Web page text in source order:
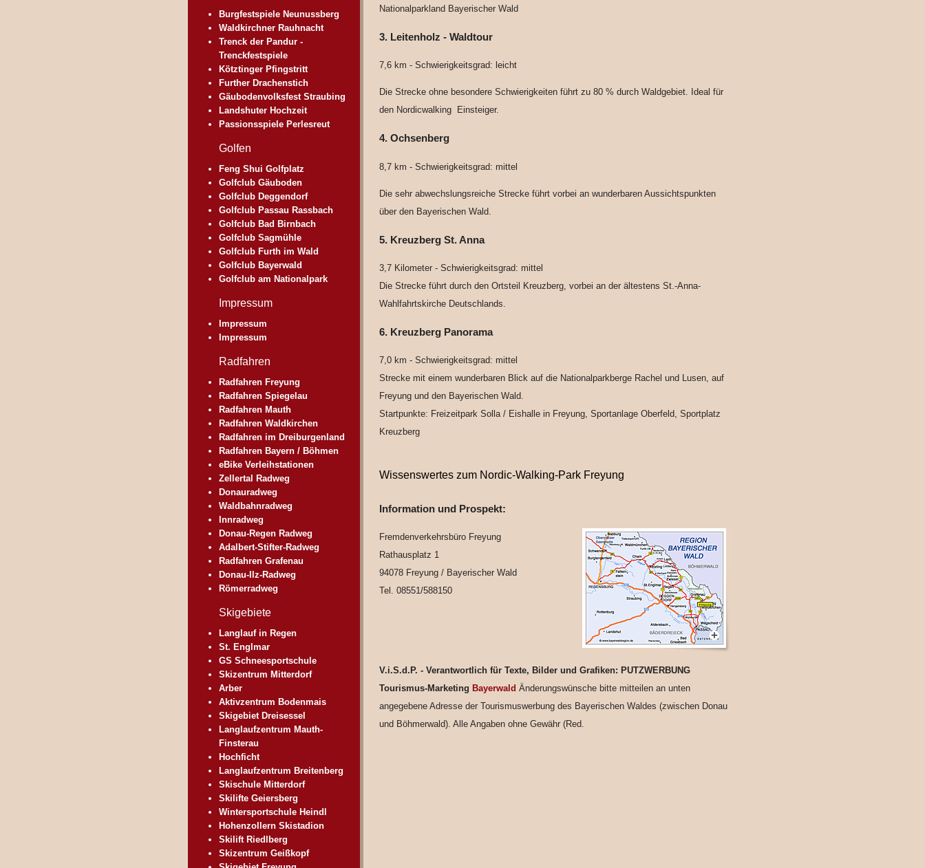
Burgfestspiele Neunussberg
Waldkirchner Rauhnacht
Trenck der Pandur -
Trenckfestspiele
Kötztinger Pfingstritt
Further Drachenstich
Gäubodenvolksfest Straubing
Landshuter Hochzeit
Passionsspiele Perlesreut
Golfen
Feng Shui Golfplatz
Golfclub Gäuboden
Golfclub Deggendorf
Golfclub Passau Rassbach
Golfclub Bad Birnbach
Golfclub Sagmühle
Golfclub Furth im Wald
Golfclub Bayerwald
Golfclub am Nationalpark
Impressum
Impressum
Impressum
Radfahren
Radfahren Freyung
Radfahren Spiegelau
Radfahren Mauth
Radfahren Waldkirchen
Radfahren im Dreiburgenland
Radfahren Bayern / Böhmen
eBike Verleihstationen
Zellertal Radweg
Donauradweg
Waldbahnradweg
Innradweg
Donau-Regen Radweg
Adalbert-Stifter-Radweg
Radfahren Grafenau
Donau-Ilz-Radweg
Römerradweg
Skigebiete
Langlauf in Regen
St. Englmar
GS Schneesportschule
Skizentrum Mitterdorf
Arber
Aktivzentrum Bodenmais
Skigebiet Dreisessel
Langlaufzentrum Mauth-
Finsterau
Hochficht
Langlaufzentrum Breitenberg
Skischule Mitterdorf
Skilifte Geiersberg
Wintersportschule Heindl
Hohenzollern Skistadion
Skilift Riedlberg
Skizentrum Geißkopf
Nationalparkland Bayerischer Wald
3. Leitenholz - Waldtour
7,6 km - Schwierigkeitsgrad: leicht
Die Strecke ohne besondere Schwierigkeiten führt zu 80 % durch Waldgebiet. Ideal für
den Nordicwalking Einsteiger.
4. Ochsenberg
8,7 km - Schwierigkeitsgrad: mittel
Die sehr abwechslungsreiche Strecke führt vorbei an wunderbaren Aussichtspunkten
über den Bayerischen Wald.
5. Kreuzberg St. Anna
3,7 Kilometer - Schwierigkeitsgrad: mittel
Die Strecke führt durch den Ortsteil Kreuzberg, vorbei an der ältestens St.-Anna-
Wahlfahrtskirche Deutschlands.
6. Kreuzberg Panorama
7,0 km - Schwierigkeitsgrad: mittel
Strecke mit einem wunderbaren Blick auf die Nationalparkberge Rachel und Lusen, auf
Freyung und den Bayerischen Wald.
Startpunkte: Freizeitpark Solla / Eishalle in Freyung, Sportanlage Oberfeld, Sportplatz
Kreuzberg
Wissenswertes zum Nordic-Walking-Park Freyung
Information und Prospekt:
Fremdenverkehrsbüro Freyung
Rathausplatz 1
94078 Freyung / Bayerischer Wald
Tel. 08551/588150
V.i.S.d.P. - Verantwortlich für Texte, Bilder und Grafiken: PUTZWERBUNG
Tourismus-Marketing Bayerwald Änderungswünsche bitte mitteilen an unten
angegebene Adresse der Tourismuswerbung des Bayerischen Waldes (zwischen Donau
und Böhmerwald). Alle Angaben ohne Gewähr (Red.